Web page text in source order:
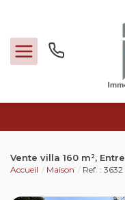
Locations
Vente villa 160 m²,
Accueil Maison Ref. : 3632